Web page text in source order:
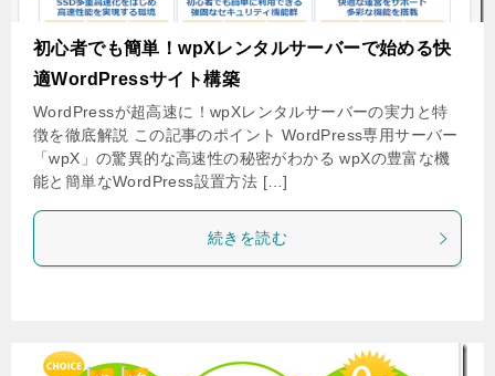
初心者でも簡単！wpXレンタルサーバーで始める快
適WordPressサイト構築
WordPressが超高速に！wpXレンタルサーバーの実力と特
徴を徹底解説 この記事のポイント WordPress専用サーバー
「wpX」の驚異的な高速性の秘密がわかる wpXの豊富な機
能と簡単なWordPress設置方法 […]
続きを読む